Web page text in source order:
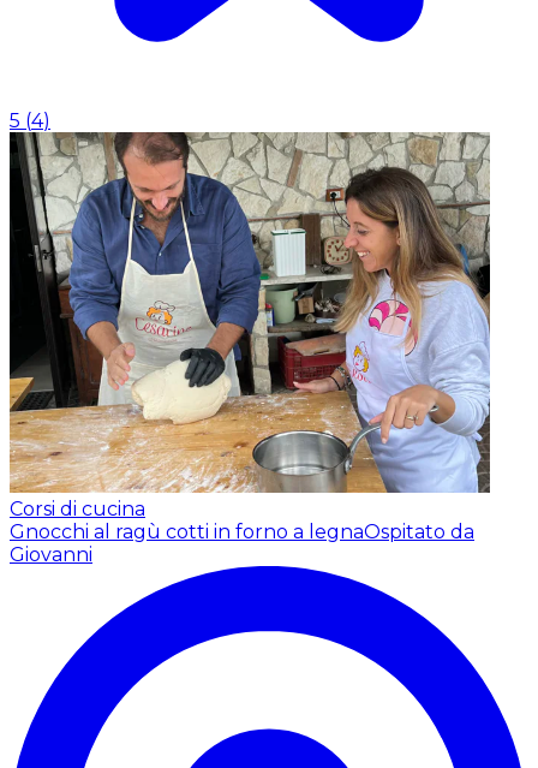
5 (4)
Corsi di cucina
Gnocchi al ragù cotti in forno a legnaOspitato da
Giovanni